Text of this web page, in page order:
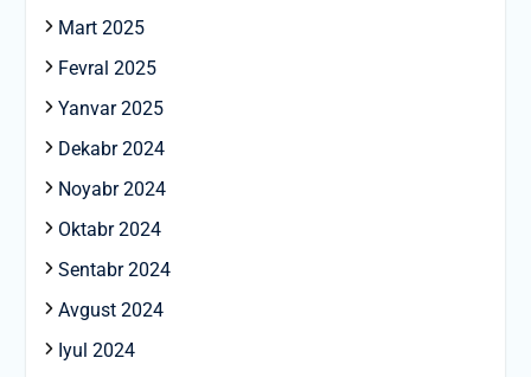
Mart 2025
Fevral 2025
Yanvar 2025
Dekabr 2024
Noyabr 2024
Oktabr 2024
Sentabr 2024
Avgust 2024
Iyul 2024